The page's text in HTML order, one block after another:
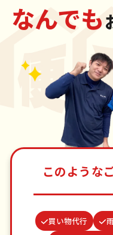
なんでも
このような
買い物代行